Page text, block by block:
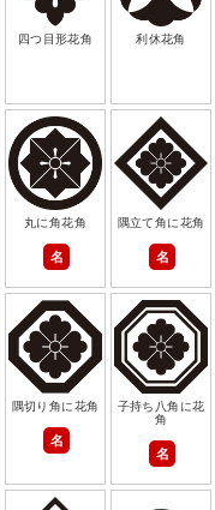
四つ目形花角 利休花角
丸に角花角
名
隅立て角に花角
名
隅切り角に花角
名
子持ち八角に花
角
名